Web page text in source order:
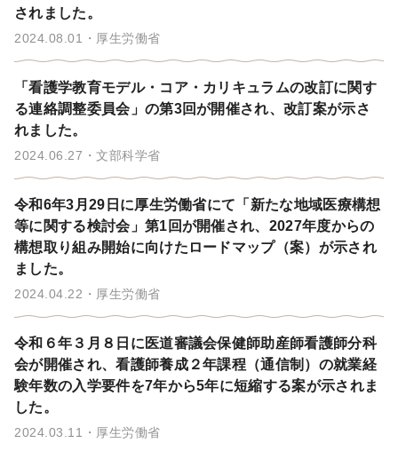
されました。
2024.08.01 厚生労働省
「看護学教育モデル・コア・カリキュラムの改訂に関す
る連絡調整委員会」の第3回が開催され、改訂案が示さ
れました。
2024.06.27 文部科学省
令和6年3月29日に厚生労働省にて「新たな地域医療構想
等に関する検討会」第1回が開催され、2027年度からの
構想取り組み開始に向けたロードマップ（案）が示され
ました。
2024.04.22 厚生労働省
令和６年３月８日に医道審議会保健師助産師看護師分科
会が開催され、看護師養成２年課程（通信制）の就業経
験年数の入学要件を7年から5年に短縮する案が示されま
した。
2024.03.11 厚生労働省